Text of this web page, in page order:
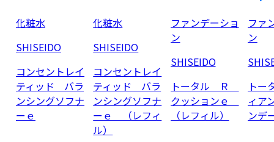
化粧水
SHISEIDO
コンセントレイ
ティッド バラ
ンシングソフナ
ーｅ
化粧水
SHISEIDO
コンセントレイ
ティッド バラ
ンシングソフナ
ーｅ （レフィ
ル）
ファンデーショ
ン
SHISEIDO
トータル Ｒ
クッションｅ
（レフィル）
ファ
ン
ト
ィア
ンデ